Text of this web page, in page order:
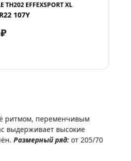
TH202 EFFEXSPORT XL
107Y
ритмом, переменчивым
выдерживает высокие
Размерный ряд: от 205/70